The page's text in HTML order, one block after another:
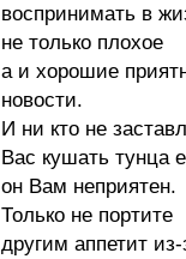
воспринимать в
не только плохое
а и хорошие
новости.
И ни кто не
Вас кушать тунца
он Вам неприятен.
Только не портите
другим аппетит из-